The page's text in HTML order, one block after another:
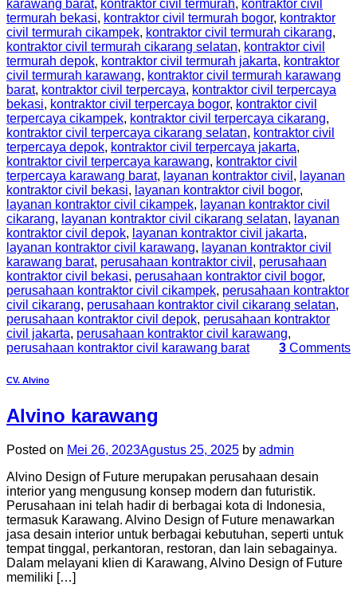
karawang barat, kontraktor civil termurah, kontraktor civil
termurah bekasi, kontraktor civil termurah bogor, kontraktor
civil termurah cikampek, kontraktor civil termurah cikarang,
kontraktor civil termurah cikarang selatan, kontraktor civil
termurah depok, kontraktor civil termurah jakarta, kontraktor
civil termurah karawang, kontraktor civil termurah karawang
barat, kontraktor civil terpercaya, kontraktor civil terpercaya
bekasi, kontraktor civil terpercaya bogor, kontraktor civil
terpercaya cikampek, kontraktor civil terpercaya cikarang,
kontraktor civil terpercaya cikarang selatan, kontraktor civil
terpercaya depok, kontraktor civil terpercaya jakarta,
kontraktor civil terpercaya karawang, kontraktor civil
terpercaya karawang barat, layanan kontraktor civil , layanan
kontraktor civil bekasi, layanan kontraktor civil bogor,
layanan kontraktor civil cikampek, layanan kontraktor civil
cikarang, layanan kontraktor civil cikarang selatan, layanan
kontraktor civil depok, layanan kontraktor civil jakarta,
layanan kontraktor civil karawang, layanan kontraktor civil
karawang barat, perusahaan kontraktor civil , perusahaan
kontraktor civil bekasi, perusahaan kontraktor civil bogor,
perusahaan kontraktor civil cikampek, perusahaan kontraktor
civil cikarang, perusahaan kontraktor civil cikarang selatan,
perusahaan kontraktor civil depok, perusahaan kontraktor
civil jakarta, perusahaan kontraktor civil karawang,
perusahaan kontraktor civil karawang barat
3 Comments
CV. Alvino
Alvino karawang
Posted on Mei 26, 2023Agustus 25, 2025 by admin
Alvino Design of Future merupakan perusahaan desain
interior yang mengusung konsep modern dan futuristik.
Perusahaan ini telah hadir di berbagai kota di Indonesia,
termasuk Karawang. Alvino Design of Future menawarkan
jasa desain interior untuk berbagai kebutuhan, seperti untuk
tempat tinggal, perkantoran, restoran, dan lain sebagainya.
Dalam melayani klien di Karawang, Alvino Design of Future
memiliki […]